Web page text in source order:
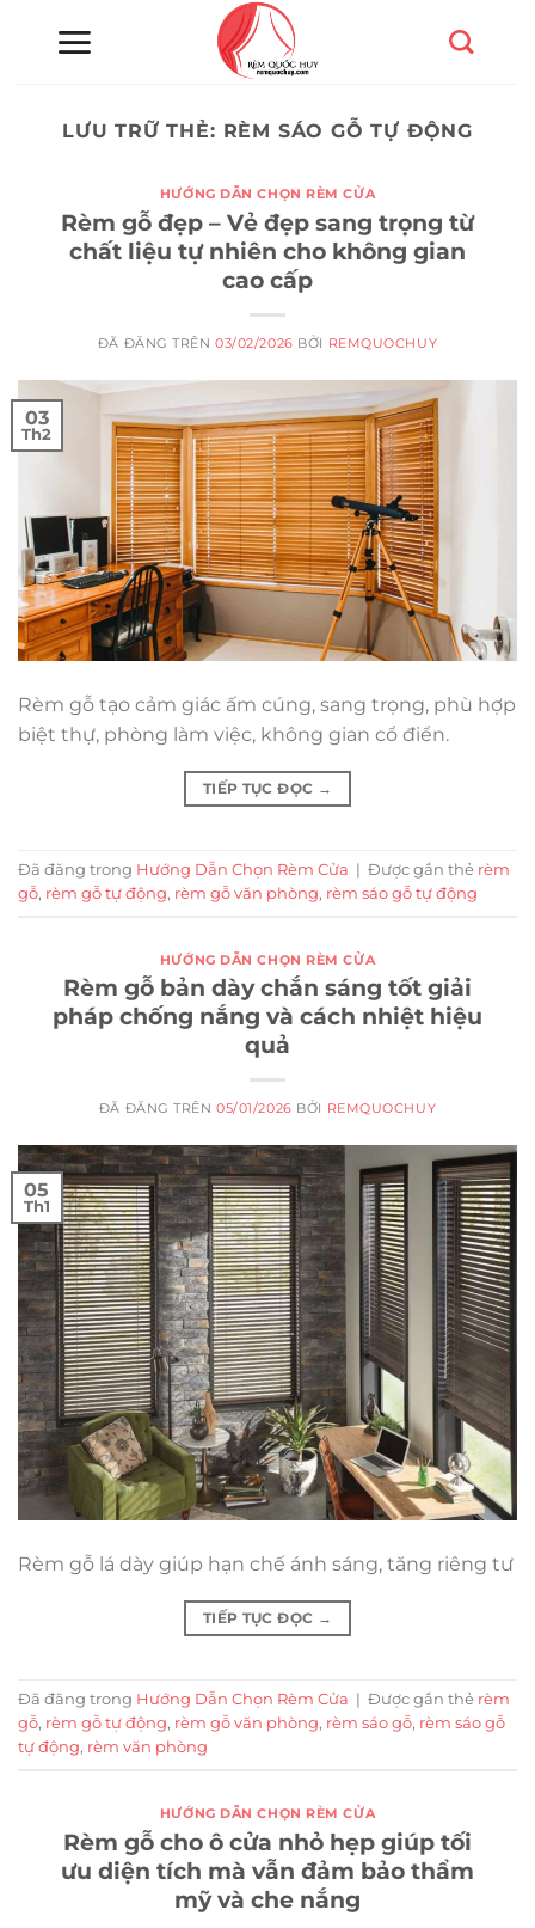
LƯU TRỮ THẺ: RÈM SÁO GỖ TỰ ĐỘNG
HƯỚNG DẪN CHỌN RÈM CỬA
Rèm gỗ đẹp – Vẻ đẹp sang trọng từ
chất liệu tự nhiên cho không gian
cao cấp
ĐÃ ĐĂNG TRÊN03/02/2026 BỞI REMQUOCHUY
03
Th2
Rèm gỗ tạo cảm giác ấm cúng, sang trọng, phù hợp
biệt thự, phòng làm việc, không gian cổ điển.
TIẾP TỤC ĐỌC →
Đã đăng trong Hướng Dẫn Chọn Rèm Cửa | Được gắn thẻ rèm
gỗ, rèm gỗ tự động, rèm gỗ văn phòng, rèm sáo gỗ tự động
HƯỚNG DẪN CHỌN RÈM CỬA
Rèm gỗ bản dày chắn sáng tốt giải
pháp chống nắng và cách nhiệt hiệu
quả
ĐÃ ĐĂNG TRÊN05/01/2026 BỞI REMQUOCHUY
05
Th1
Rèm gỗ lá dày giúp hạn chế ánh sáng, tăng riêng tư
TIẾP TỤC ĐỌC →
Đã đăng trong Hướng Dẫn Chọn Rèm Cửa | Được gắn thẻ rèm
gỗ, rèm gỗ tự động, rèm gỗ văn phòng, rèm sáo gỗ, rèm sáo gỗ
tự động, rèm văn phòng
HƯỚNG DẪN CHỌN RÈM CỬA
Rèm gỗ cho ô cửa nhỏ hẹp giúp tối
ưu diện tích mà vẫn đảm bảo thẩm
mỹ và che nắng